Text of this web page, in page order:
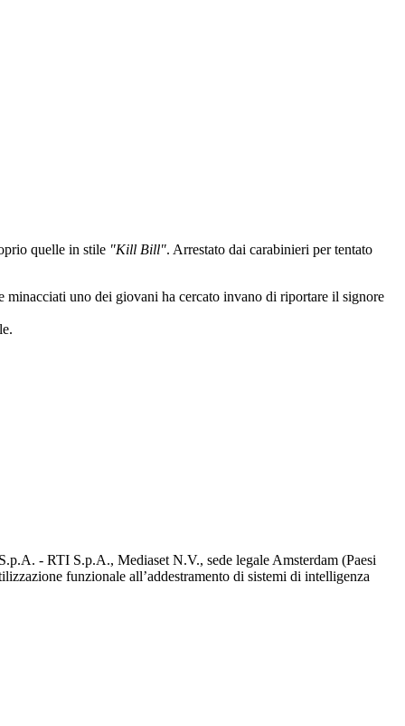
quelle in stile "Kill Bill". Arrestato dai carabinieri per tentato
minacciati uno dei giovani ha cercato invano di riportare il signore
- RTI S.p.A., Mediaset N.V., sede legale Amsterdam (Paesi
funzionale all’addestramento di sistemi di intelligenza